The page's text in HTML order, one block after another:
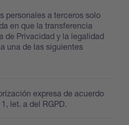
personales a terceros solo
en que la transferencia
de Privacidad y la legalidad
una de las siguientes
expresa de acuerdo
let. a del RGPD.